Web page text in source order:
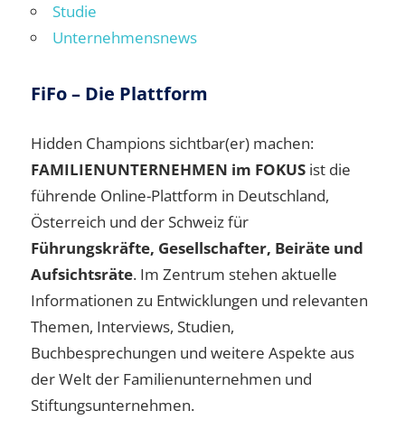
Studie
Unternehmensnews
FiFo – Die Plattform
Hidden Champions sichtbar(er) machen:
FAMILIENUNTERNEHMEN im FOKUS ist die
führende Online-Plattform in Deutschland,
Österreich und der Schweiz für
Führungskräfte, Gesellschafter, Beiräte und
Aufsichtsräte. Im Zentrum stehen aktuelle
Informationen zu Entwicklungen und relevanten
Themen, Interviews, Studien,
Buchbesprechungen und weitere Aspekte aus
der Welt der Familienunternehmen und
Stiftungsunternehmen.